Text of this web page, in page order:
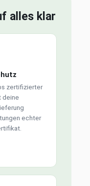
alles klar
zertifizierter
deine
echter